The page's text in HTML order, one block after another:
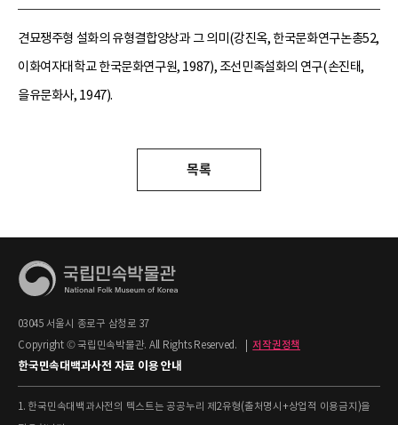
견묘쟁주형 설화의 유형결합양상과 그 의미(강진옥, 한국문화연구논총52,
이화여자대학교 한국문화연구원, 1987), 조선민족설화의 연구(손진태,
을유문화사, 1947).
목록
03045 서울시 종로구 삼청로 37
Copyright © 국립민속박물관. All Rights Reserved.
저작권정책
한국민속대백과사전 자료 이용 안내
1. 한국민속대백과사전의 텍스트는 공공누리 제2유형(출처명시+상업적 이용금지)을